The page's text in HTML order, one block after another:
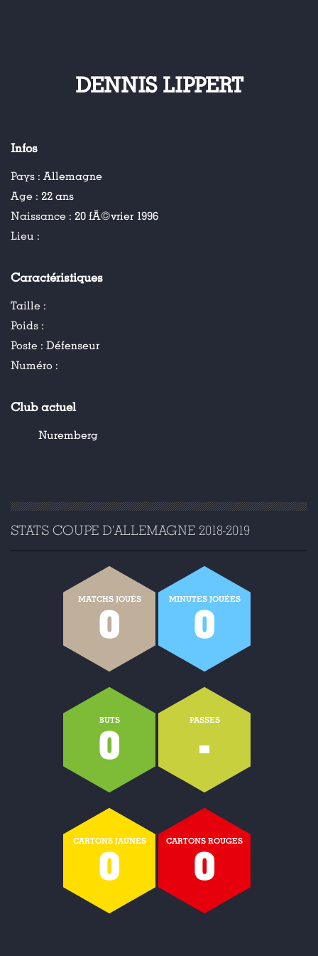
DENNIS LIPPERT
Infos
Pays : Allemagne
Age : 22 ans
Naissance : 20 fÃ©vrier 1996
Lieu :
Caractéristiques
Taille :
Poids :
Poste : Défenseur
Numéro :
Club actuel
Nuremberg
STATS COUPE D'ALLEMAGNE 2018-2019
MATCHS JOUÉS
0
MINUTES JOUÉES
0
BUTS
0
PASSES
-
CARTONS JAUNES
0
CARTONS ROUGES
0